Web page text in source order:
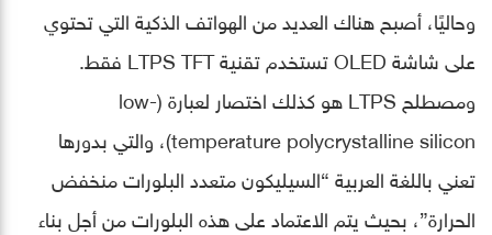
وحاليًا، أصبح هناك العديد من الهواتف الذكية التي تحتوي
على شاشة OLED تستخدم تقنية LTPS TFT فقط.
ومصطلح LTPS هو كذلك اختصار لعبارة (low-
temperature polycrystalline silicon)، والتي بدورها
تعني باللغة العربية “السيليكون متعدد البلورات منخفض
الحرارة”، بحيث يتم الاعتماد على هذه البلورات من أجل بناء